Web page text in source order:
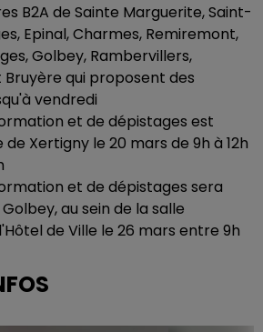
B2A de Sainte Marguerite, Saint-
Epinal, Charmes, Remiremont,
Golbey, Rambervillers,
qui proposent des
vendredi
et de dépistages est
Xertigny le 20 mars de 9h à 12h
et de dépistages sera
au sein de la salle
de Ville le 26 mars entre 9h